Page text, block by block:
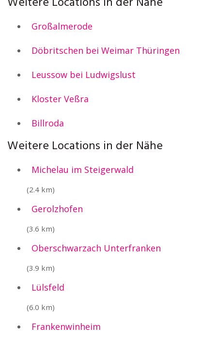
Großalmerode
Döbritschen bei Weimar Thüringen
Leussow bei Ludwigslust
Kloster Veßra
Billroda
Weitere Locations in der Nähe
Michelau im Steigerwald
(2.4 km)
Gerolzhofen
(3.6 km)
Oberschwarzach Unterfranken
(3.9 km)
Lülsfeld
(6.0 km)
Frankenwinheim